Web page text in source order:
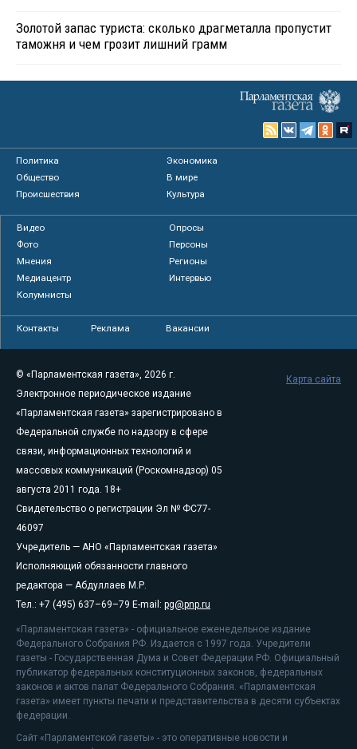
Золотой запас туриста: сколько драгметалла пропустит
таможня и чем грозит лишний грамм
Политика
Экономика
Общество
В мире
Происшествия
Культура
Видео
Опросы
Фото
Персоны
Мнения
Регионы
Медиацентр
Интервью
Колумнисты
Контакты Реклама Вакансии
© «Парламентская газета», 2026 г.
Электронное периодическое издание
«Парламентская газета» зарегистрировано в
Федеральной службе по надзору в сфере
связи, информационных технологий и
массовых коммуникаций (Роскомнадзор) 05
августа 2011 года. 18+
Свидетельство о регистрации Эл № ФС77-
46097
Учредитель — АНО «Парламентская газета»
Исполняющий обязанности главного
редактора — Абдуллаев М.Р.
Тел.: +7 (495) 637–69–79 E-mail: pg@pnp.ru
«Парламентская газета» - официальное еженедельное издание
Федерального Собрания РФ. Издается с 1997 года. Учредители
газеты - Государственная Дума и Совет Федерации РФ. Официальный
публикатор федеральных конституционных законов, федеральных
законов и актов палат Федерального Собрания. «Парламентская
газета» имеет пункты печати и представительства в десяти субъектах
федерации.
Сайт «Парламентской газеты» - это оперативные новости и
Карта сайта